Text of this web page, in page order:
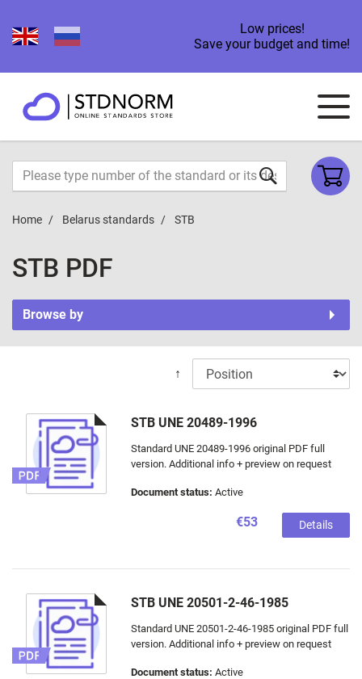
Low prices!
Save your budget and time!
Home Belarus standards STB
STB PDF
Browse by
↑
STB UNE 20489-1996
Standard UNE 20489-1996 original PDF full
version. Additional info + preview on request
Document status: Active
€53 Details
STB UNE 20501-2-46-1985
Standard UNE 20501-2-46-1985 original PDF full
version. Additional info + preview on request
Document status: Active